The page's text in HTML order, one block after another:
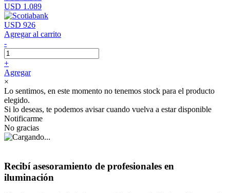
USD 1.089
USD 926
Agregar al carrito
-
+
Agregar
×
Lo sentimos, en este momento no tenemos stock para el producto
elegido.
Si lo deseas, te podemos avisar cuando vuelva a estar disponible
Notificarme
No gracias
Recibí asesoramiento de profesionales en
iluminación